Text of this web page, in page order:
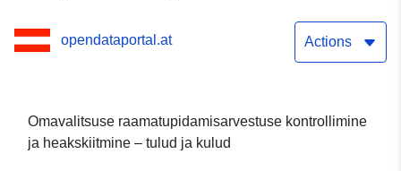
opendataportal.at Actions
Omavalitsuse raamatupidamisarvestuse kontrollimine
ja heakskiitmine – tulud ja kulud